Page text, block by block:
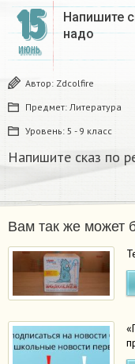
15
ИЮНЬ
Напишите
надо ​
Автор: Zdcolfire
Предмет: Литература
Уровень: 5 - 9 класс
Напишите сказ по
Вам так же может